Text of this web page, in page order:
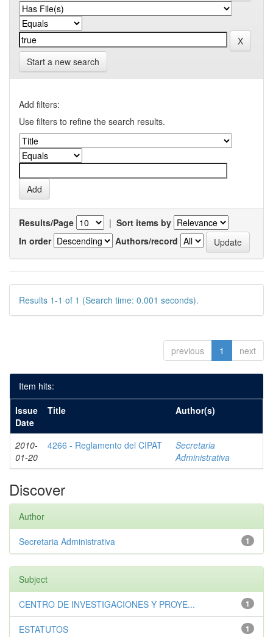
Start a new search
Add filters:
Use filters to refine the search results.
Results/Page | Sort items by
In order
Authors/record
Results 1-1 of 1 (Search time: 0.001 seconds).
previous 1 next
Item hits:
Issue
Date
Title Author(s)
2010-
01-20
4266 - Reglamento del CIPAT
Secretaria
Administrativa
Discover
Author
1
Secretaria Administrativa
Subject
1
CENTRO DE INVESTIGACIONES Y PROYE...
1
ESTATUTOS